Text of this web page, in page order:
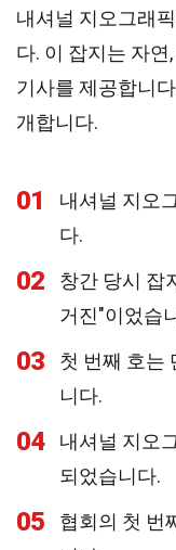
내셔널 지오그래
다. 이 잡지는 자연
기사를 제공합니
개합니다.
01
내셔널 지오
다.
02
창간 당시 잡
거진"이었습
03
첫 번째 호는
니다.
04
내셔널 지오
되었습니다.
05
협회의 첫 번